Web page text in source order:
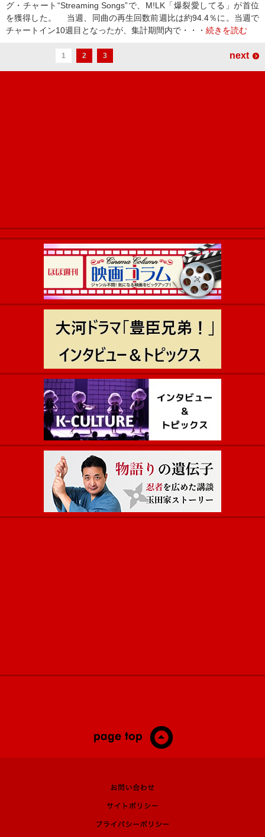
グ・チャート“Streaming Songs”で、M!LK「爆裂愛してる」が首位
を獲得した。 当週、同曲の再生回数前週比は約94.4％に。当週で
チャートイン10週目となったが、集計期間内で・・・ 続きを読む
1 2 3 next